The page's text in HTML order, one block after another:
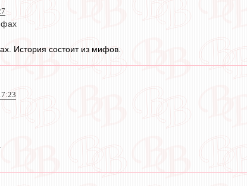
История состоит из мифов.